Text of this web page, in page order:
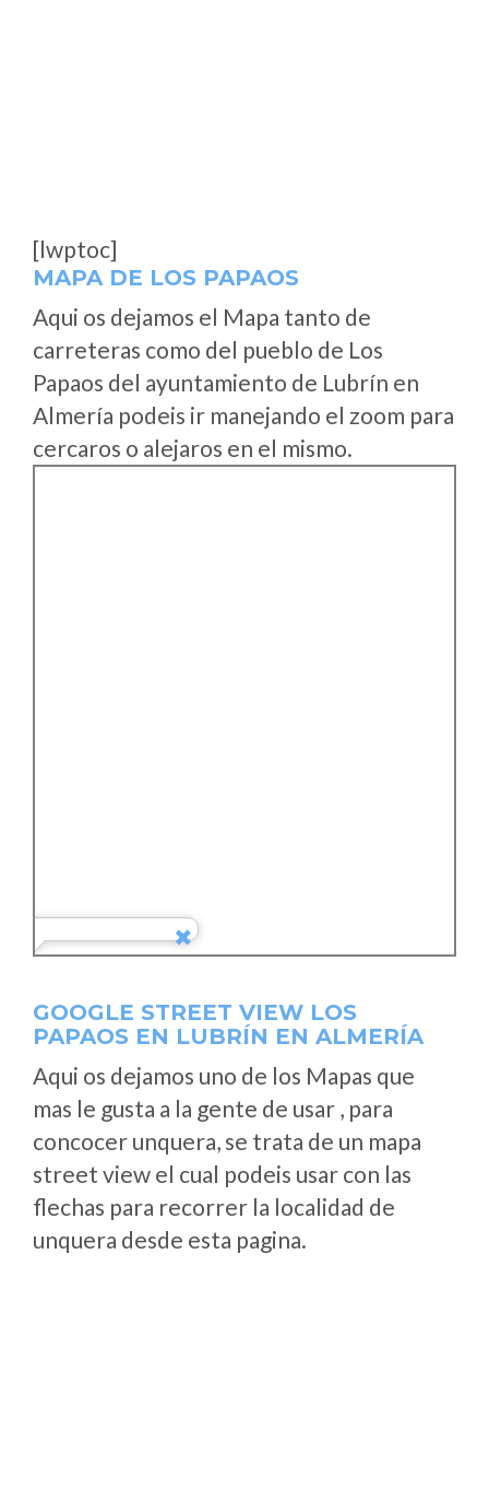
[lwptoc]
MAPA DE LOS PAPAOS
Aqui os dejamos el Mapa tanto de
carreteras como del pueblo de Los
Papaos del ayuntamiento de Lubrín en
Almería podeis ir manejando el zoom para
cercaros o alejaros en el mismo.
GOOGLE STREET VIEW LOS
PAPAOS EN LUBRÍN EN ALMERÍA
Aqui os dejamos uno de los Mapas que
mas le gusta a la gente de usar , para
concocer unquera, se trata de un mapa
street view el cual podeis usar con las
flechas para recorrer la localidad de
unquera desde esta pagina.